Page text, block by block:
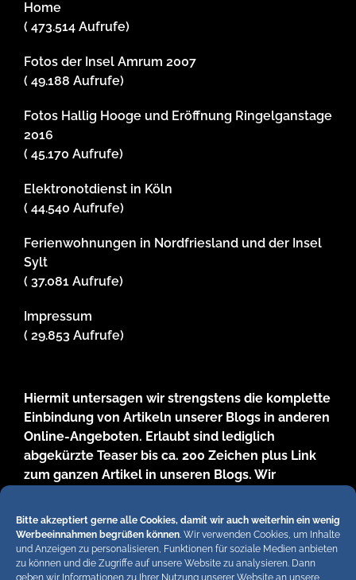
Bitte akzeptiert gerne alle Cookies, damit wir auch weiterhin ein wenig
Werbeeinnahmen begrüßen können. Wir verwenden Cookies, um Inhalte
und Anzeigen zu personalisieren, Funktionen für soziale Medien anbieten
zu können und die Zugriffe auf unsere Website zu analysieren. Dann
geben wir Informationen zu Ihrer Nutzung unserer Website an unsere
Home
( 473.514 Aufrufe)
Fotos der Insel Amrum 2007
( 49.188 Aufrufe)
Fotos Hallig Hooge und Eröffnung Ringelganstage
2016
( 45.170 Aufrufe)
Elektronotdienst in Köln
( 44.540 Aufrufe)
Ferienwohnungen in Nordfriesland und der Insel
Sylt
( 37.081 Aufrufe)
Impressum
( 29.853 Aufrufe)
Hiermit untersagen wir strengstens die komplette
Einbindung von Artikeln unserer Blogs in anderen
Online-Angeboten. Erlaubt sind lediglich
abgekürzte Teaser bis ca. 200 Zeichen plus Link
zum ganzen Artikel in unseren Blogs. Wir
vor. Die Redaktion!